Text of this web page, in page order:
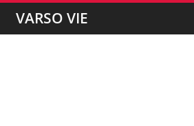
VARSO VIE